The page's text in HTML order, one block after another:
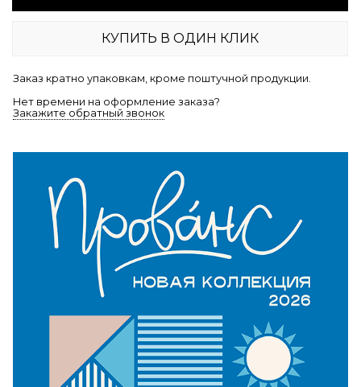
КУПИТЬ В ОДИН КЛИК
Заказ кратно упаковкам, кроме поштучной продукции.
Нет времени на оформление заказа?
Закажите обратный звонок